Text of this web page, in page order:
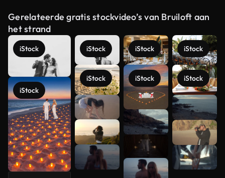
Gerelateerde gratis stockvideo’s van Bruiloft aan
het strand
iStock
iStock
iStock
iStock
iStock
iStock
iStock
iStock
Meer
bekijken